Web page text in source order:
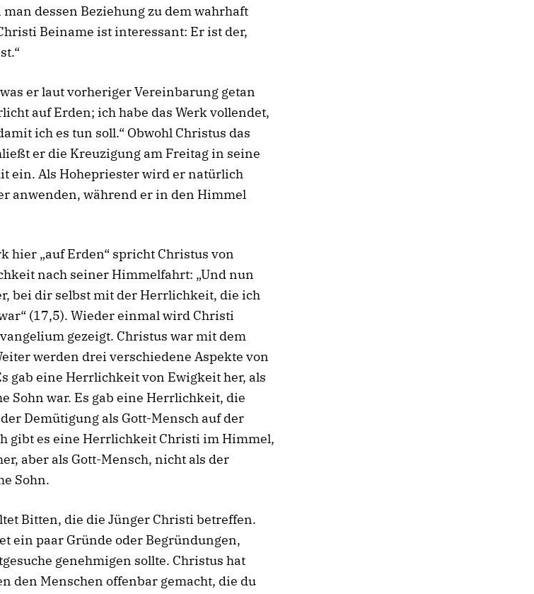
dessen Beziehung zu dem wahrhaft
Beiname ist interessant: Er ist der,
er laut vorheriger Vereinbarung getan
auf Erden; ich habe das Werk vollendet,
ich es tun soll.“ Obwohl Christus das
er die Kreuzigung am Freitag in seine
ein. Als Hohepriester wird er natürlich
anwenden, während er in den Himmel
hier „auf Erden“ spricht Christus von
nach seiner Himmelfahrt: „Und nun
bei dir selbst mit der Herrlichkeit, die ich
(17,5). Wieder einmal wird Christi
gezeigt. Christus war mit dem
werden drei verschiedene Aspekte von
gab eine Herrlichkeit von Ewigkeit her, als
Sohn war. Es gab eine Herrlichkeit, die
Demütigung als Gott-Mensch auf der
gibt es eine Herrlichkeit Christi im Himmel,
aber als Gott-Mensch, nicht als der
Sohn.
Bitten, die die Jünger Christi betreffen.
ein paar Gründe oder Begründungen,
genehmigen sollte. Christus hat
den Menschen offenbar gemacht, die du